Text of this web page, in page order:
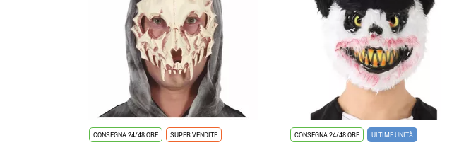
CONSEGNA 24/48 ORE SUPER VENDITE CONSEGNA 24/48 ORE ULTIME UNITÀ